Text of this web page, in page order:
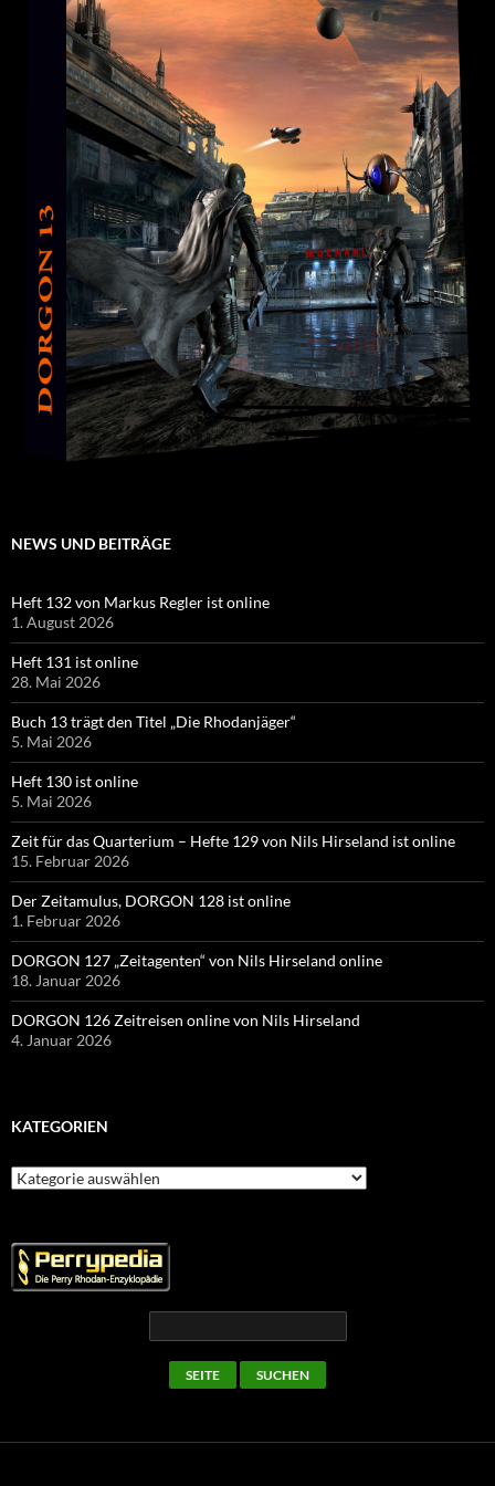
NEWS UND BEITRÄGE
Heft 132 von Markus Regler ist online
1. August 2026
Heft 131 ist online
28. Mai 2026
Buch 13 trägt den Titel „Die Rhodanjäger“
5. Mai 2026
Heft 130 ist online
5. Mai 2026
Zeit für das Quarterium – Hefte 129 von Nils Hirseland ist online
15. Februar 2026
Der Zeitamulus, DORGON 128 ist online
1. Februar 2026
DORGON 127 „Zeitagenten“ von Nils Hirseland online
18. Januar 2026
DORGON 126 Zeitreisen online von Nils Hirseland
4. Januar 2026
KATEGORIEN
Kategorien